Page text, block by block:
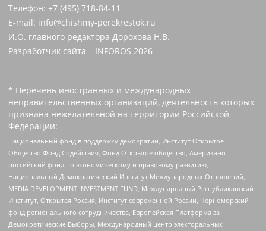
Телефон: +7 (495) 718-84-11
E-mail: info@chishmy-perekrestok.ru
И.О. главного редактора Дорохова Н.В.
Разработчик сайта – INFOROS 2026
* Перечень иностранных и международных
неправительственных организаций, деятельность которых
признана нежелательной на территории Российской
Федерации:
Национальный фонд в поддержку демократии, Институт Открытое
Общество Фонд Содействия, Фонд Открытое общество, Американо-
российский фонд по экономическому и правовому развитию,
Национальный Демократический Институт Международных Отношений,
MEDIA DEVELOPMENT INVESTMENT FUND, Международный Республиканский
Институт, Открытая Россия, Институт современной России, Черноморский
фонд регионального сотрудничества, Европейская Платформа за
Демократические Выборы, Международный центр электоральных